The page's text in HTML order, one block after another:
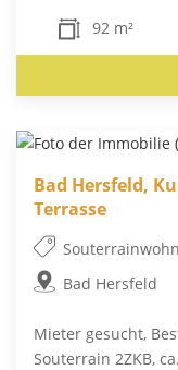
92 m²
Bad Hersfeld,
Terrasse
Bad Hersfeld
Mieter gesucht,
Souterrain 2ZKB,